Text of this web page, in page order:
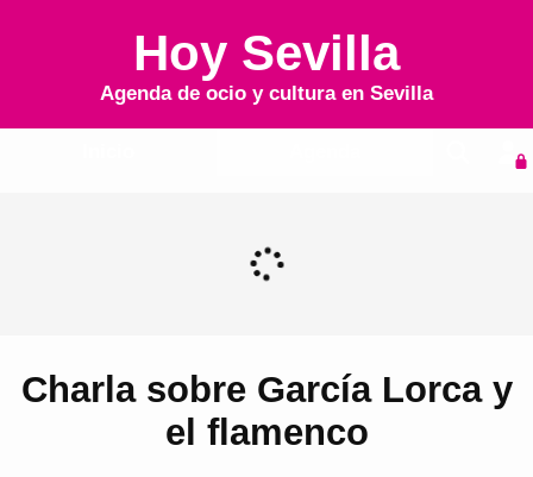
Hoy Sevilla
Agenda de ocio y cultura en Sevilla
Charla sobre García Lorca y
el flamenco